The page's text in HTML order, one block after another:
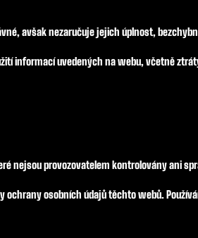
avšak nezaručuje jejich úplnost,
informací uvedených na webu, včetně
nejsou provozovatelem kontrolovány ani
ochrany osobních údajů těchto webů.